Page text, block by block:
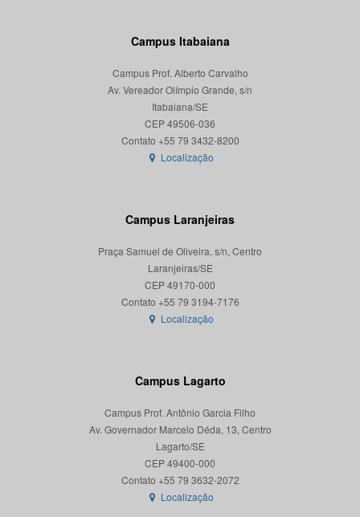
Campus Itabaiana
Campus Prof. Alberto Carvalho
Av. Vereador Olímpio Grande, s/n
Itabaiana/SE
CEP 49506-036
Localização
Campus Laranjeiras
Praça Samuel de Oliveira, s/n, Centro
Laranjeiras/SE
CEP 49170-000
Localização
Campus Lagarto
Campus Prof. Antônio Garcia Filho
Av. Governador Marcelo Déda, 13, Centro
Lagarto/SE
CEP 49400-000
Localização